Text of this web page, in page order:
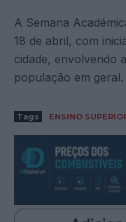
A Semana
18 de abril, com
cidade, envolvendo
população em geral.
Tags ENSINO